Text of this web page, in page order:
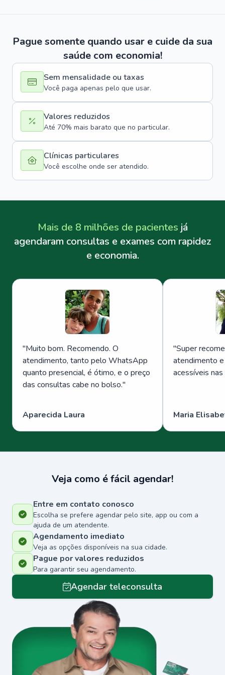
Pague somente quando usar e cuide da sua
saúde com economia!
Sem mensalidade ou taxas
Você paga apenas pelo que usar.
Valores reduzidos
Até 70% mais barato que no particular.
Clínicas particulares
Você escolhe onde ser atendido.
Mais de 8 milhões de pacientes já
agendaram consultas e exames com rapidez
e economia.
"Muito bom. Recomendo. O
atendimento, tanto pelo WhatsApp
quanto presencial, é ótimo, e o preço
das consultas cabe no bolso."
Aparecida Laura
"Super
atendimento
acessíveis
Maria
Veja como é fácil agendar!
Entre em contato conosco
Escolha se prefere agendar pelo site, app ou com a
ajuda de um atendente.
Agendamento imediato
Veja as opções disponíveis na sua cidade.
Pague por valores reduzidos
Para garantir seu agendamento.
Agendar teleconsulta